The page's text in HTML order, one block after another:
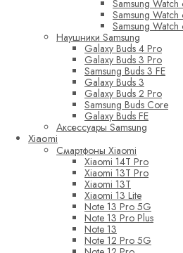
Samsung
Samsung
Samsung
Наушники Samsung
Galaxy Buds 4 Pro
Galaxy Buds 3 Pro
Samsung Buds 3 FE
Galaxy Buds 3
Galaxy Buds 2 Pro
Samsung Buds Core
Galaxy Buds FE
Аксессуары Samsung
Xiaomi
Смартфоны Xiaomi
Xiaomi 14T Pro
Xiaomi 13T Pro
Xiaomi 13T
Xiaomi 13 Lite
Note 13 Pro 5G
Note 13 Pro Plus
Note 13
Note 12 Pro 5G